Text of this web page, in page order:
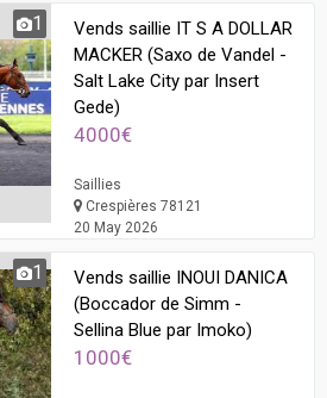
1
Vends saillie IT S A DOLLAR
MACKER (Saxo de Vandel -
Salt Lake City par Insert
Gede)
4000€
Saillies
Crespières 78121
20 May 2026
1
Vends saillie INOUI DANICA
(Boccador de Simm -
Sellina Blue par Imoko)
1000€